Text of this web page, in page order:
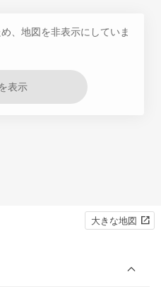
、地図を非表示にしていま
表示
大きな地図